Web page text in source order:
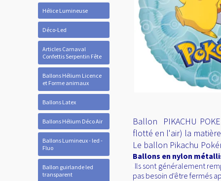
Hélice Lumineuse
Déco-Led
Articles Carnaval
Confettis Serpentin Fête
Ballons Hélium Licence
et Forme animaux
Ballons Latex
Ballons Hélium Déco Air
Ballons Lumineux - led -
Fluo
Ballon guirlande led
transparent
Ballon PIKACHU
flotté en l'air) la
Le ballon Pikachu
Ballons en nylon
Ils sont généralement
pas besoin d'être fermés